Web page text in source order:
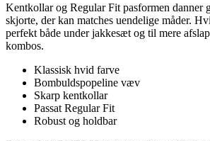
Kentkollar og Regular Fit pasformen danner
skjorte, der kan matches uendelige måder.
perfekt både under jakkesæt og til mere
kombos.
Klassisk hvid farve
Bombuldspopeline væv
Skarp kentkollar
Passat Regular Fit
Robust og holdbar